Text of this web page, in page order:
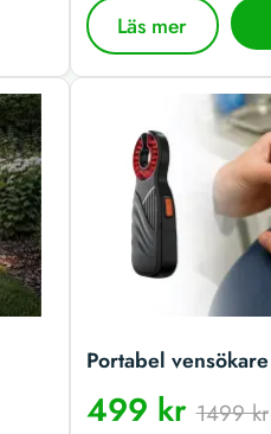
Läs mer
Portabel vensökare
499 kr1499 kr